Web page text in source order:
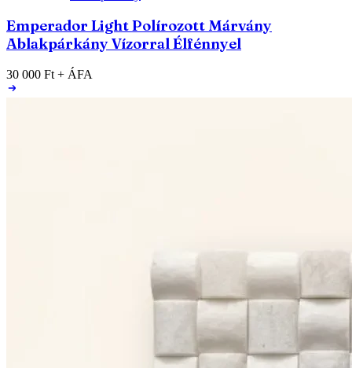
Emperador Light Polírozott Márvány
Ablakpárkány Vízorral Élfénnyel
30 000 Ft + ÁFA